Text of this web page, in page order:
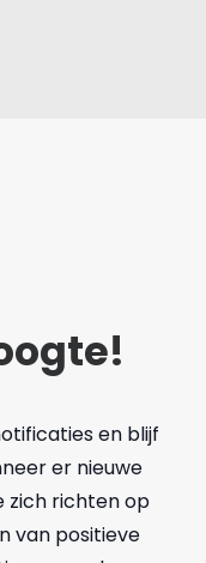
en blijf
er nieuwe
zich richten op
van positieve